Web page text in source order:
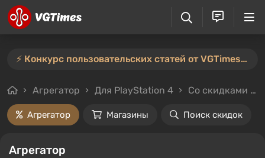
⚡️ Конкурс пользовательских статей от VGTimes продлён — участвуйте тут ⚡️
Агрегатор Для PlayStation 4 Со скидками и без
Агрегатор Магазины Поиск скидок
Агрегатор